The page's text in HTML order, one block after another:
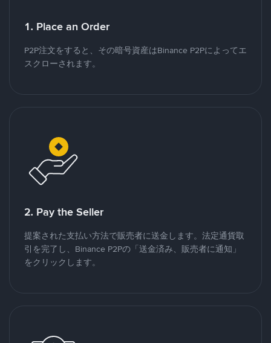
1. Place an Order
P2P注文をすると、その暗号資産はBinance P2Pによってエ
スクローされます。
2. Pay the Seller
提案された支払い方法で販売者に送金します。法定通貨取
引を完了し、Binance P2Pの「送金済み、販売者に通知」
をクリックします。